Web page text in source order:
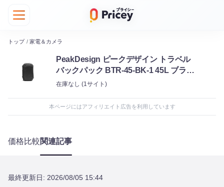
トップ / 家電＆カメラ
PeakDesign ピークデザイン トラベル
バックパック BTR-45-BK-1 45L ブラッ
ク
在庫なし (1サイト)
本ページにはアフィリエイト広告を利用しています
価格比較関連記事
最終更新日: 2026/08/05 15:44